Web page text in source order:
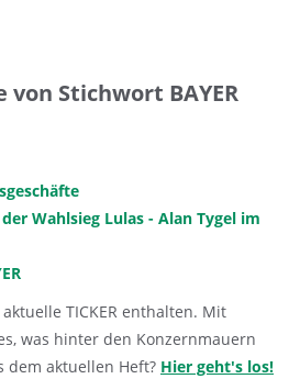
Stichwort BAYER
Wahlsieg Lulas - Alan Tygel im
TICKER enthalten. Mit
was hinter den Konzernmauern
dem aktuellen Heft? Hier geht's los!